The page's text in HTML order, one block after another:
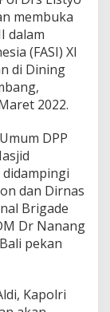
membuka
dalam
(FASI) XI
di Dining
2022.
DPP
didampingi
dan Dirnas
Brigade
Dr Nanang
pekan
Kapolri